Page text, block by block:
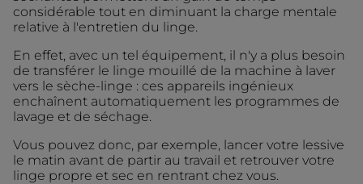
considérable tout en diminuant la charge mentale
relative à l'entretien du linge.
En effet, avec un tel équipement, il n'y a plus besoin
de transférer le linge mouillé de la machine à laver
vers le sèche-linge : ces appareils ingénieux
enchaînent automatiquement les programmes de
lavage et de séchage.
Vous pouvez donc, par exemple, lancer votre lessive
le matin avant de partir au travail et retrouver votre
linge propre et sec en rentrant chez vous.